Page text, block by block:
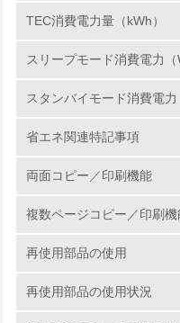
6. 従業員
7.
環境活
2.環境への取り組み
No.
TEC消費電力量（kWh）
スリープモード消費電力（
スタンバイモード消費電力
省エネ関連特記事項
両面コピー／印刷機能
複数ページコピー／印刷機
再使用部品の使用
再使用部品の使用状況